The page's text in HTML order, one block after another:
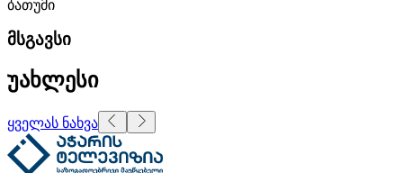
ბათუმი
მსგავსი
უახლესი
ყველას ნახვა